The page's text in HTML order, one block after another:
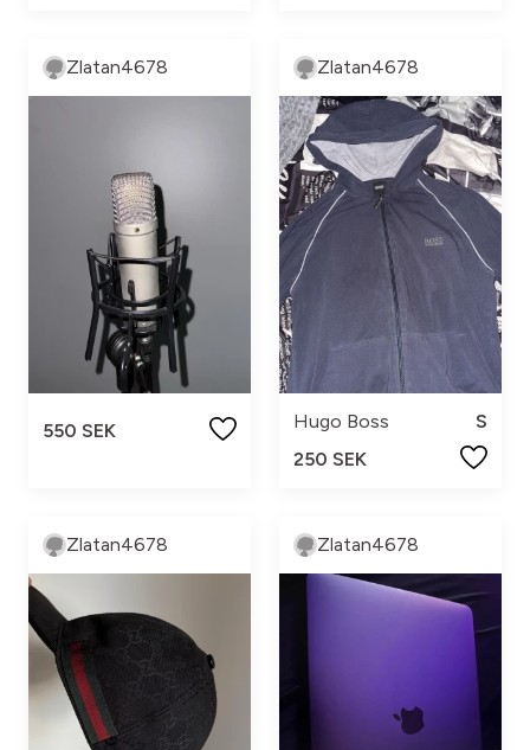
Zlatan4678
550 SEK
Zlatan4678
Hugo Boss
S
250 SEK
Zlatan4678 Zlatan4678